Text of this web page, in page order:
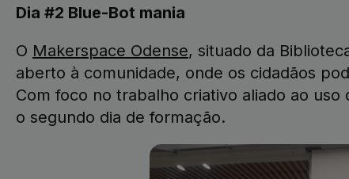
Dia #2 Blue-Bot mania
O Makerspace Odense, situado da
aberto à comunidade, onde os cidadãos
Com foco no trabalho criativo aliado ao
o segundo dia de formação.